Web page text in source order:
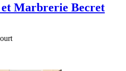
et Marbrerie Becret